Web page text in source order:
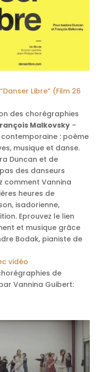
Libre” (Film 26
des chorégraphies
Malkovsky–
: poème
musique et danse.
Duncan et de
des danseurs
comment Vannina
heures de
isadorienne,
Eprouvez le lien
et musique grâce
Bodak, pianiste de
vidéo
de
Vannina Guibert: